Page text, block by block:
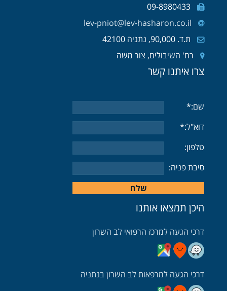
09-8980433
lev-pniot@lev-hasharon.co.il
ת.ד. 90,000, נתניה 42100
רח' השיבולים, צור משה
צרו איתנו קשר
שם:*
דוא"ל:*
טלפון:
סיבת פניה:
היכן תמצאו אותנו
דרכי הגעה למרכז הרפואי לב השרון
דרכי הגעה בעזרת וויז
דרכי הגעה בעזרת מובאיט
דרכי הגעה בעזרת גוגל
דרכי הגעה למרפאות לב השרון בנתניה
דרכי הגעה למרפאה בנתניה בעזרת וויז
דרכי הגעה למרפאה בנתניה בעזרת מובאיט
דרכי הגעה למרפאה בנתניה בעזרת גוגל